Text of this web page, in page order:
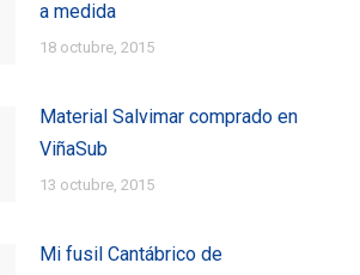
a medida
18 octubre, 2015
Material Salvimar comprado en
ViñaSub
13 octubre, 2015
Mi fusil Cantábrico de